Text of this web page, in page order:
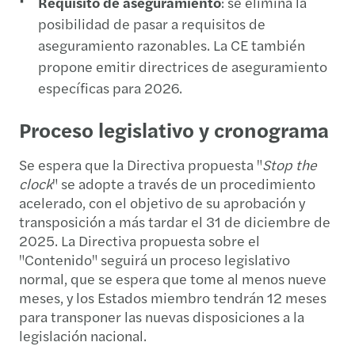
posibilidad de pasar a requisitos de
aseguramiento razonables. La CE también
propone emitir directrices de aseguramiento
específicas para 2026.
Proceso legislativo y cronograma
Se espera que la Directiva propuesta "Stop the
clock" se adopte a través de un procedimiento
acelerado, con el objetivo de su aprobación y
transposición a más tardar el 31 de diciembre de
2025. La Directiva propuesta sobre el
"Contenido" seguirá un proceso legislativo
normal, que se espera que tome al menos nueve
meses, y los Estados miembro tendrán 12 meses
para transponer las nuevas disposiciones a la
legislación nacional.